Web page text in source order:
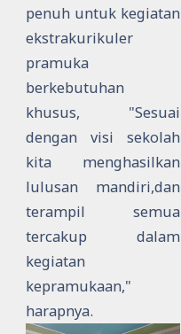
penuh untuk kegiatan
ekstrakurikuler
pramuka
berkebutuhan
khusus, "Sesuai
dengan visi sekolah
kita menghasilkan
lulusan mandiri,dan
terampil semua
tercakup dalam
kegiatan
kepramukaan,"
harapnya.